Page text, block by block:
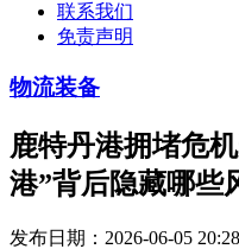
联系我们
免责声明
物流装备
鹿特丹港拥堵危
港”背后隐藏哪些
发布日期：2026-06-05